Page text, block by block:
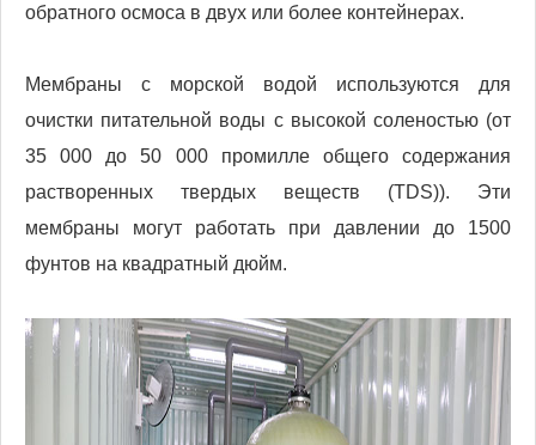
обратного осмоса в двух или более контейнерах.
Мембраны с морской водой используются для
очистки питательной воды с высокой соленостью (от
35 000 до 50 000 промилле общего содержания
растворенных твердых веществ (TDS)). Эти
мембраны могут работать при давлении до 1500
фунтов на квадратный дюйм.